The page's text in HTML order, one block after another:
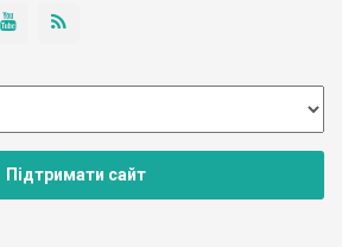
Підтримати сайт